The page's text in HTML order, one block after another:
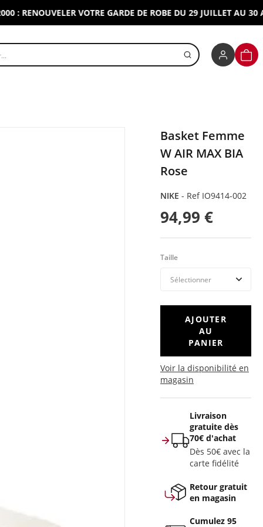
RENOUVELER VOTRE GARDE DE ROBE DU 29 JUILLET AU 30
un produit
Basket Femme
W AIR MAX BIA
Rose
NIKE- Ref IO9414-002
94,99 €
Taille
AJOUTER
AU
PANIER
Voir la disponibilité en
magasin
Livraison
gratuite dès
70€ d'achat
Dès 50€ avec la
carte fidélité
Retour gratuit
en magasin
Cumulez 95